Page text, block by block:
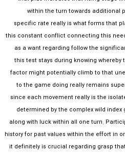
within the turn towards additional
specific rate really is what forms that
this constant conflict connecting this
as a want regarding follow the
this test stays during knowing
factor might potentially climb to that
to the game doing really remains
since each movement really is the
determined by the complex wild
along with luck within all one turn.
history for past values within the effort in
it definitely is crucial regarding grasp